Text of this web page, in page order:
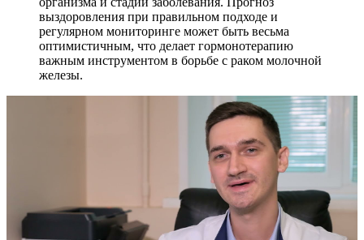
выздоровления при правильном подходе и
регулярном мониторинге может быть весьма
оптимистичным, что делает гормонотерапию
важным инструментом в борьбе с раком молочной
железы.